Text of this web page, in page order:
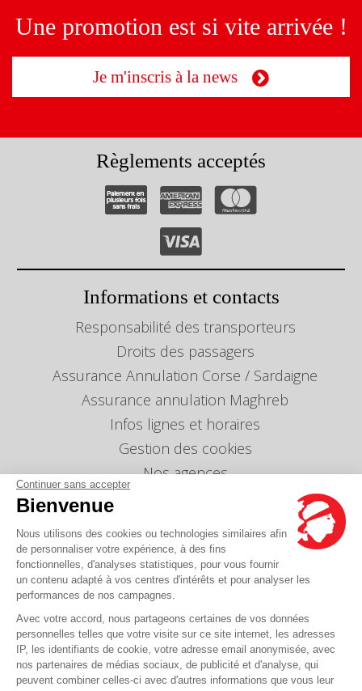
Continuer sans accepter
Bienvenue
Nous utilisons des cookies ou technologies similaires afin
de personnaliser votre expérience, à des fins
fonctionnelles, d'analyses statistiques, pour vous fournir
un contenu adapté à vos centres d'intérêts et pour analyser les
performances de nos campagnes.
Avec votre accord, nous partageons certaines de vos données
personnelles telles que votre visite sur ce site internet, les adresses
IP, les identifiants de cookie, votre adresse email anonymisée, avec
nos partenaires de médias sociaux, de publicité et d'analyse, qui
peuvent combiner celles-ci avec d'autres informations que vous leur
Une promotion est si vite arrivée !
Je m'inscris à la news
Règlements acceptés
Informations et contacts
Responsabilité des transporteurs
Droits des passagers
Assurance Annulation Corse / Sardaigne
Assurance annulation Maghreb
Infos lignes et horaires
Gestion des cookies
Nos agences
Nous envoyer un message
Info Ventes et Modifications
Politique de protection des données
personnelles
Index égalité professionnelle Femmes-Hommes
Écarts de représentation femmes-hommes dans
les postes de direction